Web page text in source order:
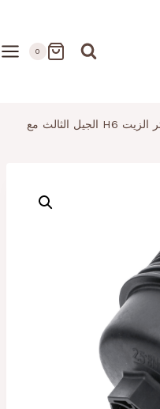
0
غطاء فلتر الزيت H6 الجيل الثالث مع